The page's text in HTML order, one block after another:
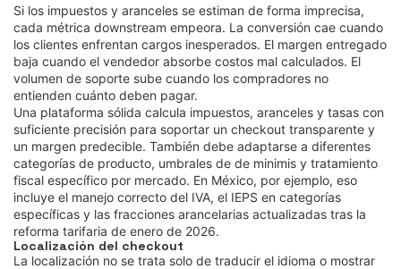
Si los impuestos y aranceles se estiman de forma imprecisa,
cada métrica downstream empeora. La conversión cae cuando
los clientes enfrentan cargos inesperados. El margen entregado
baja cuando el vendedor absorbe costos mal calculados. El
volumen de soporte sube cuando los compradores no
entienden cuánto deben pagar.
Una plataforma sólida calcula impuestos, aranceles y tasas con
suficiente precisión para soportar un checkout transparente y
un margen predecible. También debe adaptarse a diferentes
categorías de producto, umbrales de de minimis y tratamiento
fiscal específico por mercado. En México, por ejemplo, eso
incluye el manejo correcto del IVA, el IEPS en categorías
específicas y las fracciones arancelarias actualizadas tras la
reforma tarifaria de enero de 2026.
Localización del checkout
La localización no se trata solo de traducir el idioma o mostrar